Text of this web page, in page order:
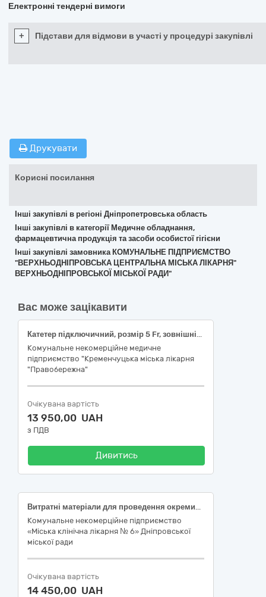
Електронні тендерні вимоги
+ Підстави для відмови в участі у процедурі закупівлі
Друкувати
Корисні посилання
Інші закупівлі в регіоні Дніпропетровська область
Інші закупівлі в категорії Медичне обладнання,
фармацевтична продукція та засоби особистої гігієни
Інші закупівлі замовника КОМУНАЛЬНЕ ПІДПРИЄМСТВО
"ВЕРХНЬОДНІПРОВСЬКА ЦЕНТРАЛЬНА МІСЬКА ЛІКАРНЯ"
ВЕРХНЬОДНІПРОВСЬКОЇ МІСЬКОЇ РАДИ"
Вас може зацікавити
Катетер підключичний, розмір 5 Fr, зовнішній діаметр 1,7 мм, робоча довжина 180 мм, полімерний провідник; Катетер підключичний, розмір 6 Fr, зовнішній діаметр 2,0 мм, робоча довжина 200 мм, полімерний провідник
Комунальне некомерційне медичне
підприємство "Кременчуцька міська лікарня
"Правобережна"
Очікувана вартість
13 950,00 UAH
з ПДВ
Дивитись
Витратні матеріали для проведення окремих діагностичних досліджень, у тому числі: глікозильований гемоглобін по бюджетній програмі "Комплексна програма «Здоров’я населення м. Дніпра» на 2023-2027 рр." (НК 024:2023 код 56286 - Рукавички оглядові/процедурні нітрилові необпудровані нестерильні; НК 031:2024 код T01020204 НІТРИЛОВІ РУКАВИЧКИ ДЛЯ ОГЛЯДУ / ТЕРАПІЇ) згідно ДК 021:2015 код 33140000-3 Медичні матеріали (33141000-0 Медичні матеріали нехімічні та гематологічні одноразового застосування)
Комунальне некомерційне підприємство
«Міська клінічна лікарня № 6» Дніпровської
міської ради
Очікувана вартість
14 450,00 UAH